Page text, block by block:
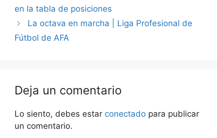
en la tabla de posiciones
La octava en marcha | Liga Profesional de
Fútbol de AFA
Deja un comentario
Lo siento, debes estar conectado para publicar
un comentario.